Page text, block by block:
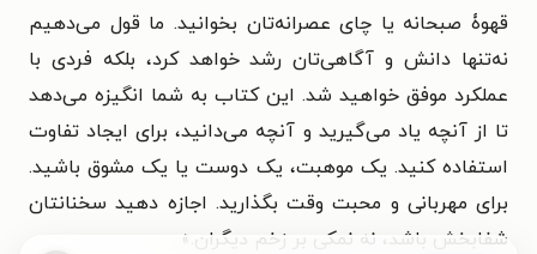
قهوۀ صبحانه یا چای عصرانه‌تان بخوانید. ما قول می‌دهیم
نه‌تنها دانش و آگاهی‌تان رشد خواهد کرد، بلکه فردی با
عملکرد موفق خواهید شد. این کتاب به شما انگیزه می‌دهد
تا از آنچه یاد می‌گیرید و آنچه می‌دانید، برای ایجاد تفاوت
استفاده کنید. یک موهبت، یک دوست یا یک مشوق باشید.
برای مهربانی و محبت وقت بگذارید. اجازه دهید سخنانتان
شفابخش باشد، نه نمکی بر زخم دیگران.»